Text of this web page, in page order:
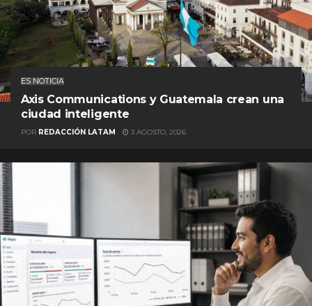
ES NOTICIA
Axis Communications y Guatemala crean una
ciudad inteligente
POR REDACCIÓN LATAM 3 AGOSTO, 2026